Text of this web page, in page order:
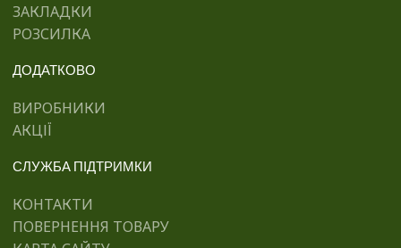
ЗАКЛАДКИ
РОЗСИЛКА
ДОДАТКОВО
ВИРОБНИКИ
АКЦІЇ
СЛУЖБА ПІДТРИМКИ
КОНТАКТИ
ПОВЕРНЕННЯ ТОВАРУ